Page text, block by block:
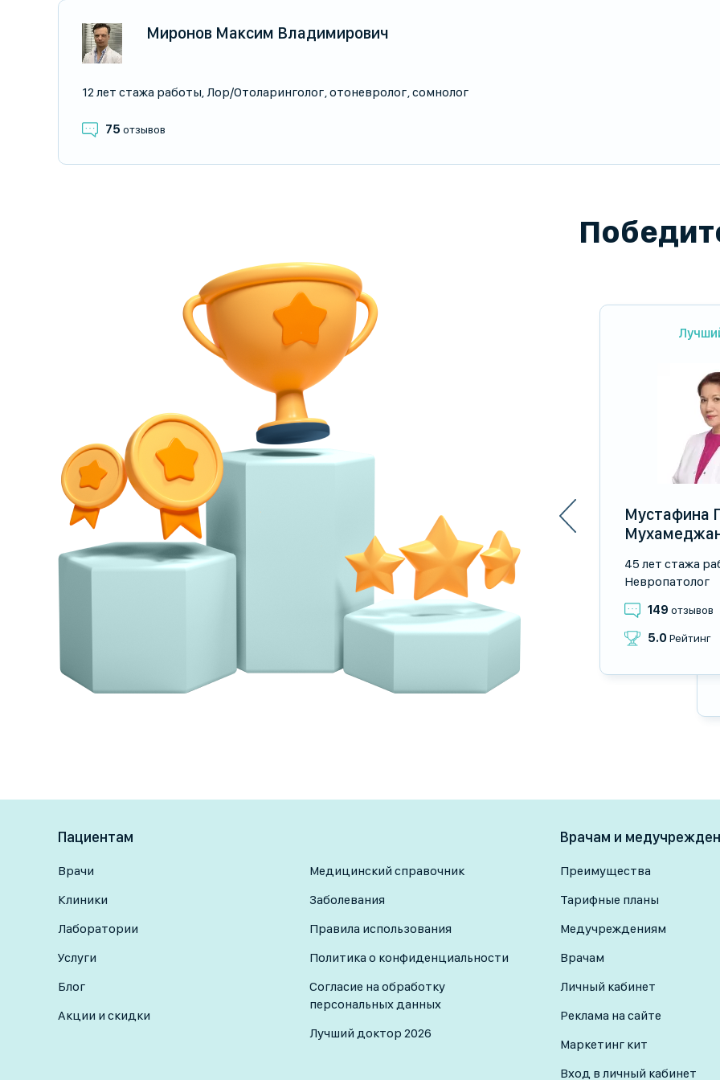
Миронов Максим Владимирович
12 лет стажа работы,Лор/Отоларинголог,отоневролог,сомнолог
75 отзывов
Мустафина
45 лет стажа
Невропатолог
149 отзывов
5.0 Рейтинг
Пациентам
Врачи
Клиники
Лаборатории
Услуги
Блог
Акции и скидки
Медицинский справочник
Заболевания
Правила использования
Политика о конфиденциальности
Согласие на обработку
персональных данных
Лучший доктор 2026
Врачам и
Преимущества
Тарифные планы
Медучреждениям
Врачам
Личный кабинет
Реклама на сайте
Маркетинг кит
Вход в личный кабинет